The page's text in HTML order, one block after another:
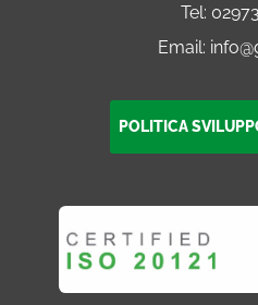
Tel:
Email:
POLITICA